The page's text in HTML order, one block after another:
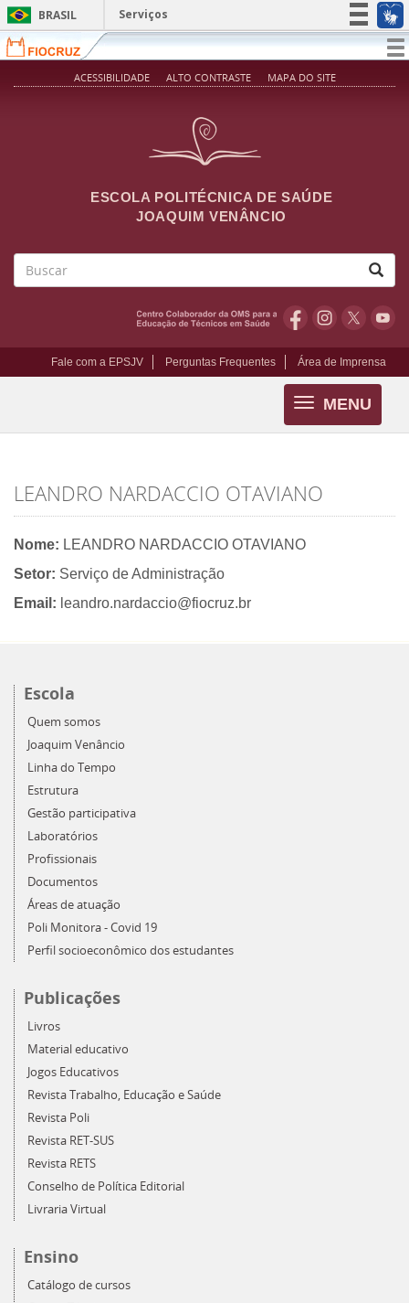
Pular para o conteúdo principal
BRASIL
Serviços
Simplifique!
Participe
ACESSIBILIDADE ALTO CONTRASTE MAPA DO SITE
ESCOLA POLITÉCNICA DE SAÚDE
JOAQUIM VENÂNCIO
Fale com a EPSJV Perguntas Frequentes Área de Imprensa
MENU
Toggle
navigation
LEANDRO NARDACCIO OTAVIANO
Nome: LEANDRO NARDACCIO OTAVIANO
Setor: Serviço de Administração
Email: leandro.nardaccio@fiocruz.br
Escola
Quem somos
Joaquim Venâncio
Linha do Tempo
Estrutura
Gestão participativa
Laboratórios
Profissionais
Documentos
Áreas de atuação
Poli Monitora - Covid 19
Perfil socioeconômico dos estudantes
Publicações
Livros
Material educativo
Jogos Educativos
Revista Trabalho, Educação e Saúde
Revista Poli
Revista RET-SUS
Revista RETS
Conselho de Política Editorial
Livraria Virtual
Ensino
Catálogo de cursos